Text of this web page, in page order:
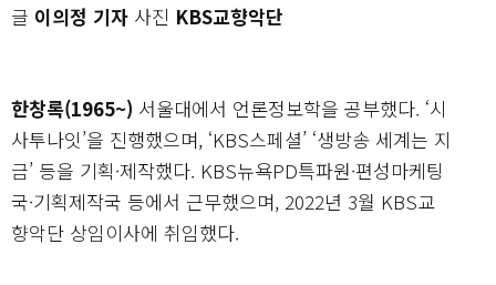
글 이의정 기자 사진 KBS교향악단
한창록(1965~) 서울대에서 언론정보학을 공부했다. ‘시
사투나잇’을 진행했으며, ‘KBS스페셜’ ‘생방송 세계는 지
금’ 등을 기획·제작했다. KBS뉴욕PD특파원·편성마케팅
국·기획제작국 등에서 근무했으며, 2022년 3월 KBS교
향악단 상임이사에 취임했다.